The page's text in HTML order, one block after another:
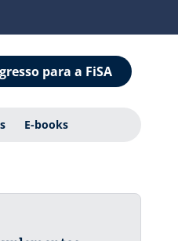
para a FiSA
E-books